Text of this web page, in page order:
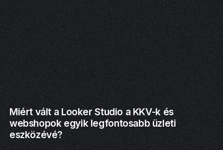
Miért vált a Looker Studio a KKV-k és
webshopok egyik legfontosabb üzleti
eszközévé?